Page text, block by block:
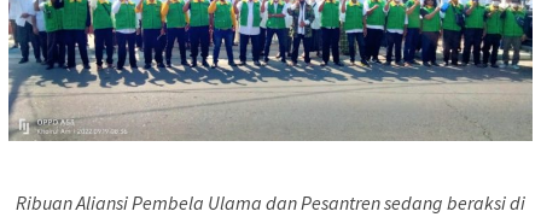
Ribuan Aliansi Pembela Ulama dan Pesantren sedang beraksi di